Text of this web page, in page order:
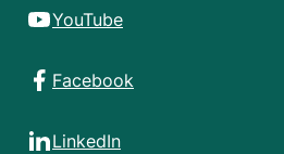
YouTube
Facebook
LinkedIn